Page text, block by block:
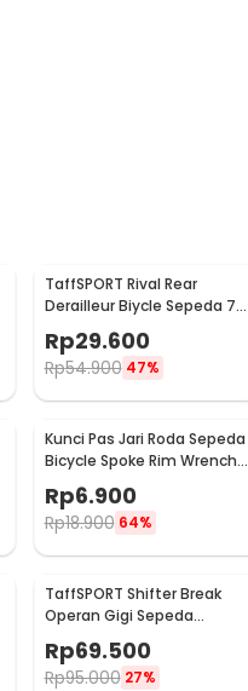
TaffSPORT Rival Rear
Derailleur Biycle Sepeda 7
Speed - RD-TX35
Rp29.600
Rp54.900 47%
Kunci Pas Jari Roda Sepeda
Bicycle Spoke Rim Wrench 8
Way - W805
Rp6.900
Rp18.900 64%
TaffSPORT Shifter Break
Operan Gigi Sepeda
Universal 3x9 Speed 2 PCS -
SL-M370
Rp69.500
Rp95.000 27%